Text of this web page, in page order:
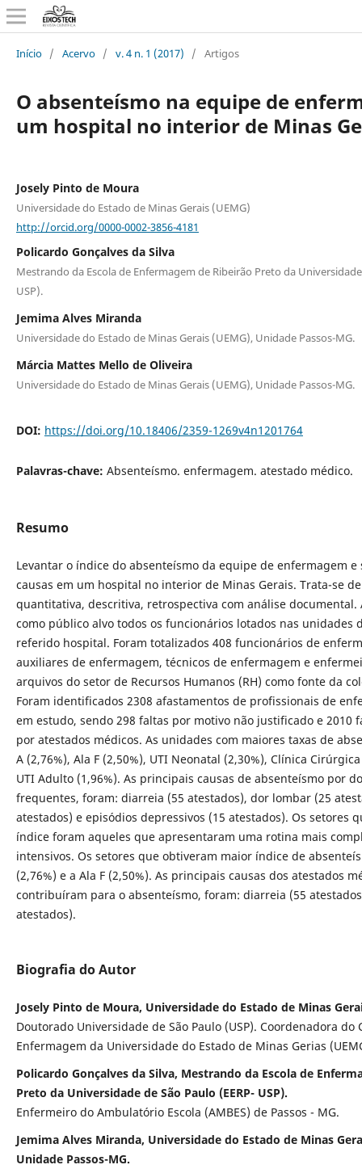
Início / Acervo / v. 4 n. 1 (2017) / Artigos
O absenteísmo na equipe de
um hospital no interior de Minas
Josely Pinto de Moura
Universidade do Estado de Minas Gerais (UEMG)
http://orcid.org/0000-0002-3856-4181
Policardo Gonçalves da Silva
Mestrando da Escola de Enfermagem de Ribeirão Preto da Universidade
USP).
Jemima Alves Miranda
Universidade do Estado de Minas Gerais (UEMG), Unidade Passos-MG.
Márcia Mattes Mello de Oliveira
Universidade do Estado de Minas Gerais (UEMG), Unidade Passos-MG.
DOI: https://doi.org/10.18406/2359-1269v4n1201764
Palavras-chave: Absenteísmo. enfermagem. atestado médico.
Resumo
Levantar o índice do absenteísmo da equipe de enfermagem
causas em um hospital no interior de Minas Gerais. Trata­-se
quantitativa, descritiva, retrospectiva com análise documental.
como público alvo todos os funcionários lotados nas unidades
referido hospital. Foram totalizados 408 funcionários de
auxiliares de enfermagem, técnicos de enfermagem e
arquivos do setor de Recursos Humanos (RH) como fonte da
Foram identificados 2308 afastamentos de profissionais de
em estudo, sendo 298 faltas por motivo não justificado e 2010
por atestados médicos. As unidades com maiores taxas de
A (2,76%), Ala F (2,50%), UTI Neonatal (2,30%), Clínica
UTI Adulto (1,96%). As principais causas de absenteísmo por
frequentes, foram: diarreia (55 atestados), dor lombar (25
atestados) e episódios depressivos (15 atestados). Os setores
índice foram aqueles que apresentaram uma rotina mais
intensivos. Os setores que obtiveram maior índice de
(2,76%) e a Ala F (2,50%). As principais causas dos atestados
contribuíram para o absenteísmo, foram: diarreia (55
atestados).
Biografia do Autor
Josely Pinto de Moura, Universidade do Estado de Minas
Doutorado Universidade de São Paulo (USP). Coordenadora do
Enfermagem da Universidade do Estado de Minas Gerias
Policardo Gonçalves da Silva, Mestrando da Escola de
Preto da Universidade de São Paulo (EERP- USP).
Enfermeiro do Ambulatório Escola (AMBES) de Passos - MG.
Jemima Alves Miranda, Universidade do Estado de Minas
Unidade Passos-MG.